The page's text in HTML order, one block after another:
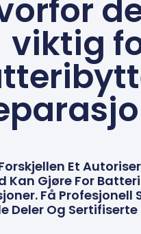
viktig
Et
Kan Gjøre For
Få Profesjonell
Deler Og Sertifiserte